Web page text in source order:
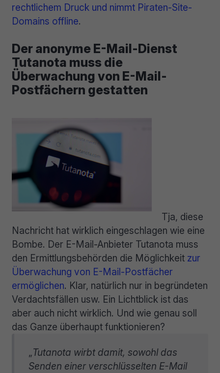
rechtlichem Druck und nimmt Piraten-Site-
Domains offline.
Der anonyme E-Mail-Dienst
Tutanota muss die
Überwachung von E-Mail-
Postfächern gestatten
Tja, diese
Nachricht hat wirklich eingeschlagen wie eine
Bombe. Der E-Mail-Anbieter Tutanota muss
den Ermittlungsbehörden die Möglichkeit zur
Überwachung von E-Mail-Postfächer
ermöglichen. Klar, natürlich nur in begründeten
Verdachtsfällen usw. Ein Lichtblick ist das
aber auch nicht wirklich. Und wie genau soll
das Ganze überhaupt funktionieren?
„Tutanota wirbt damit, sowohl das
Senden einer verschlüsselten E-Mail